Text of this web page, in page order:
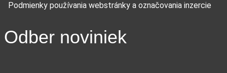
Podmienky používania webstránky a označovania inzercie
Odber noviniek